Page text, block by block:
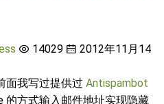
14029
2012年11月14
面我写过提供过 Antispambot
的方式输入邮件地址实现隐藏